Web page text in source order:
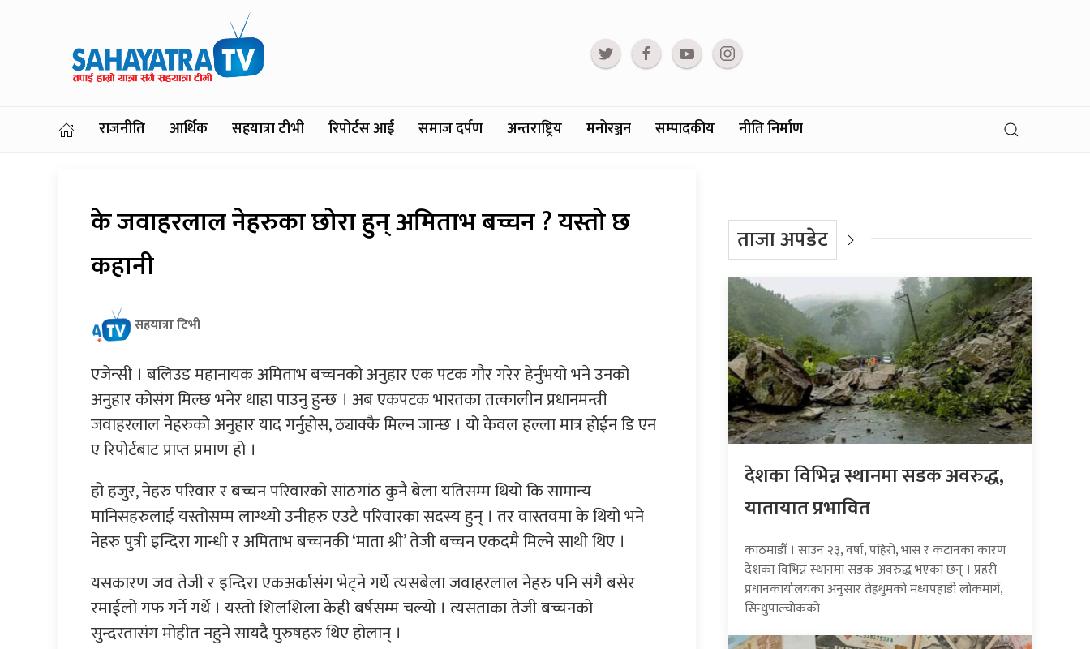
राजनीति आर्थिक सहयात्रा टीभी रिपोर्टस आई समाज दर्पण अन्तराष्ट्रिय मनोरञ्जन सम्पादकीय नीति निर्माण
के जवाहरलाल नेहरुका छोरा हुन् अमिताभ बच्चन ? यस्तो छ
कहानी
सहयात्रा टिभी
एजेन्सी । बलिउड महानायक अमिताभ बच्चनको अनुहार एक पटक गौर गरेर हेर्नुभयो भने उनको
अनुहार कोसंग मिल्छ भनेर थाहा पाउनु हुन्छ । अब एकपटक भारतका तत्कालीन प्रधानमन्त्री
जवाहरलाल नेहरुको अनुहार याद गर्नुहोस, ठ्याक्कै मिल्न जान्छ । यो केवल हल्ला मात्र होईन डि एन
ए रिपोर्टबाट प्राप्त प्रमाण हो ।
हो हजुर, नेहरु परिवार र बच्चन परिवारको सांठगांठ कुनै बेला यतिसम्म थियो कि सामान्य
मानिसहरुलाई यस्तोसम्म लाग्थ्यो उनीहरु एउटै परिवारका सदस्य हुन् । तर वास्तवमा के थियो भने
नेहरु पुत्री इन्दिरा गान्धी र अमिताभ बच्चनकी ‘माता श्री’ तेजी बच्चन एकदमै मिल्ने साथी थिए ।
यसकारण जव तेजी र इन्दिरा एकअर्कासंग भेट्ने गर्थे त्यसबेला जवाहरलाल नेहरु पनि संगै बसेर
रमाईलो गफ गर्ने गर्थे । यस्तो शिलशिला केही बर्षसम्म चल्यो । त्यसताका तेजी बच्चनको
सुन्दरतासंग मोहीत नहुने सायदै पुरुषहरु थिए होलान् ।
ताजा अपडेट
देशका विभिन्न स्थानमा सडक अवरुद्ध,
यातायात प्रभावित
काठमाडौँ । साउन २३, वर्षा, पहिरो, भास र कटानका कारण
देशका विभिन्न स्थानमा सडक अवरुद्ध भएका छन् । प्रहरी
प्रधानकार्यालयका अनुसार तेह्रथुमको मध्यपहाडी लोकमार्ग,
सिन्धुपाल्चोकको